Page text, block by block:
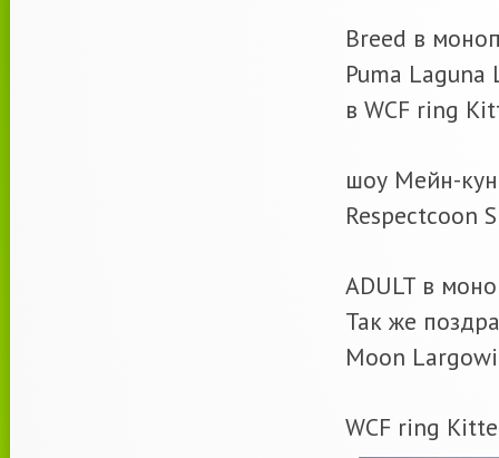
Breed в
Puma Laguna
в WCF ring
шоу Мейн-
Respectcoon
ADULT в
Так же
Moon
WCF ring